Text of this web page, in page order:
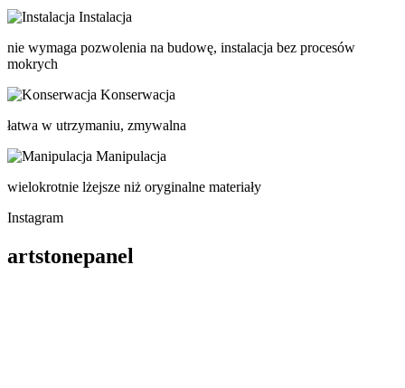
Instalacja
nie wymaga pozwolenia na budowę, instalacja bez procesów
mokrych
Konserwacja
łatwa w utrzymaniu, zmywalna
Manipulacja
wielokrotnie lżejsze niż oryginalne materiały
Instagram
artstonepanel